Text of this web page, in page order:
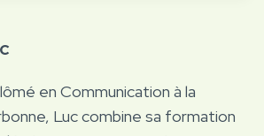
en Communication à la
Luc combine sa formation